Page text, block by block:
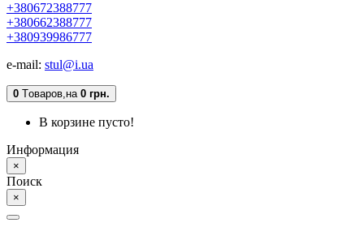
+380672388777
+380662388777
+380939986777
e-mail: stul@i.ua
0 Tоваров,на 0 грн.
В корзине пусто!
Информация
×
Поиск
×